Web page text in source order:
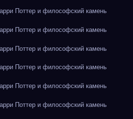
Поттер и философский камень
Поттер и философский камень
Поттер и философский камень
Поттер и философский камень
Поттер и философский камень
Поттер и философский камень